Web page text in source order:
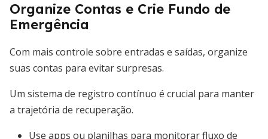
Organize Contas e Crie Fundo de
Emergência
Com mais controle sobre entradas e saídas, organize
suas contas para evitar surpresas.
Um sistema de registro contínuo é crucial para manter
a trajetória de recuperação.
Use apps ou planilhas para monitorar fluxo de